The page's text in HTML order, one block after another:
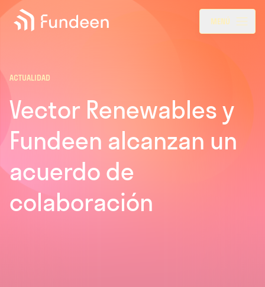
Fundeen Menu
MENÚ
ACTUALIDAD
Vector Renewables y
Fundeen alcanzan un
acuerdo de
colaboración